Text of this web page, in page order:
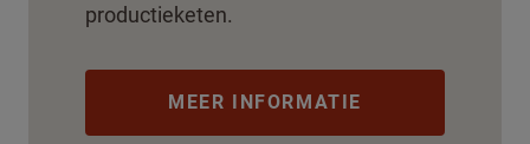
productieketen.
MEER INFORMATIE